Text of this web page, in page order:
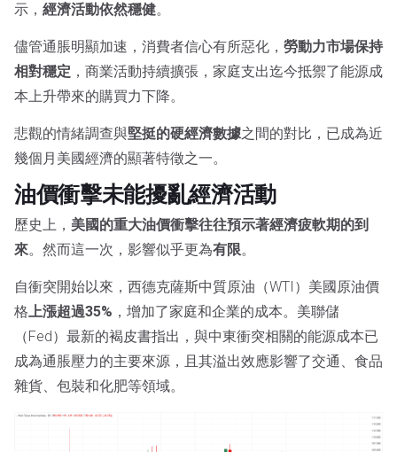
示， 經濟活動依然穩健。
儘管通脹明顯加速，消費者信心有所惡化， 勞動力市場保持
相對穩定 ，商業活動持續擴張，家庭支出迄今抵禦了能源成
本上升帶來的購買力下降。
悲觀的情緒調查與堅挺的硬經濟數據之間的對比，已成為近
幾個月美國經濟的顯著特徵之一。
油價衝擊未能擾亂經濟活動
歷史上， 美國的重大油價衝擊往往預示著經濟疲軟期的到
來。然而這一次，影響似乎更為有限。
自衝突開始以來，西德克薩斯中質原油（WTI）美國原油價
格上漲超過35% ，增加了家庭和企業的成本。美聯儲
（Fed）最新的褐皮書指出，與中東衝突相關的能源成本已
成為通脹壓力的主要來源，且其溢出效應影響了交通、食品
雜貨、包裝和化肥等領域。